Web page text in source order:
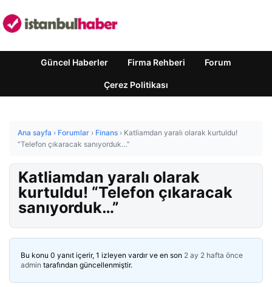
Güncel Haberler Firma Rehberi Forum
Çerez Politikası
Ana sayfa › Forumlar › Finans › Katliamdan yaralı olarak kurtuldu!
“Telefon çıkaracak sanıyorduk…”
Katliamdan yaralı olarak
kurtuldu! “Telefon çıkaracak
sanıyorduk…”
Bu konu 0 yanıt içerir, 1 izleyen vardır ve en son 2 ay 2 hafta önce
admin tarafından güncellenmiştir.